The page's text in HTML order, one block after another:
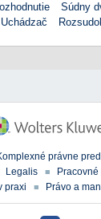
Súdny
Uchádzač
právne
Legalis Pracovné
praxi
Právo a